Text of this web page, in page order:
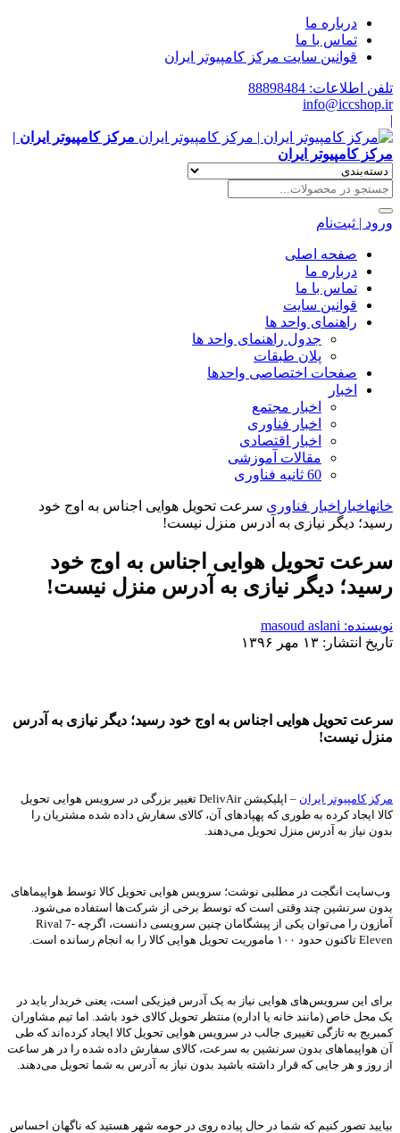
درباره ما
تماس با ما
قوانین سایت مرکز کامپیوتر ایران
تلفن اطلاعات: 88898484
info@iccshop.ir
|
مرکز کامپیوتر ایران |
مرکز کامپیوتر ایران
ورود | ثبت‌نام
صفحه اصلی
درباره ما
تماس با ما
قوانین سایت
راهنمای واحد ها
جدول راهنمای واحد ها
پلان طبقات
صفحات اختصاصی واحدها
اخبار
اخبار مجتمع
اخبار فناوری
اخبار اقتصادی
مقالات آموزشی
60 ثانیه فناوری
خانهاخبار اخبار فناوری سرعت تحویل هوایی اجناس به اوج خود
رسید؛ دیگر نیازی به آدرس منزل نیست!
سرعت تحویل هوایی اجناس به اوج خود
رسید؛ دیگر نیازی به آدرس منزل نیست!
نویسنده: masoud aslani
تاریخ انتشار: ۱۳ مهر ۱۳۹۶
سرعت تحویل هوایی اجناس به اوج خود رسید؛ دیگر نیازی به آدرس
منزل نیست!
مرکز کامپیوتر ایران
– اپلیکیشن DelivAir تغییر بزرگی در سرویس هوایی تحویل
کالا ایجاد کرده به طوری که پهپادهای آن، کالای سفارش داده شده مشتریان را
بدون نیاز به آدرس منزل تحویل می‌دهند.
وب‌سایت انگجت در مطلبی نوشت؛ سرویس هوایی تحویل کالا توسط هواپیماهای
بدون سرنشین چند وقتی است که توسط برخی از شرکت‌ها استفاده می‌شود.
آمازون را می‌توان یکی از پیشگامان چنین سرویسی دانست، اگرچه Rival 7-
Eleven تاکنون حدود ۱۰۰ ماموریت تحویل هوایی کالا را به انجام رسانده است.
برای این سرویس‌های هوایی نیاز به یک آدرس فیزیکی است، یعنی خریدار باید در
یک محل خاص (مانند خانه یا اداره) منتظر تحویل کالای خود باشد. اما تیم مشاوران
کمبریج به تازگی تغییری جالب در سرویس هوایی تحویل کالا ایجاد کرده‌اند که طی
آن هواپیماهای بدون سرنشین به سرعت، کالای سفارش داده شده را در هر ساعت
از روز و هر جایی که قرار داشته باشید بدون نیاز به آدرس به شما تحویل می‌دهند.
بیایید تصور کنیم که شما در حال پیاده روی در حومه شهر هستید که ناگهان احساس